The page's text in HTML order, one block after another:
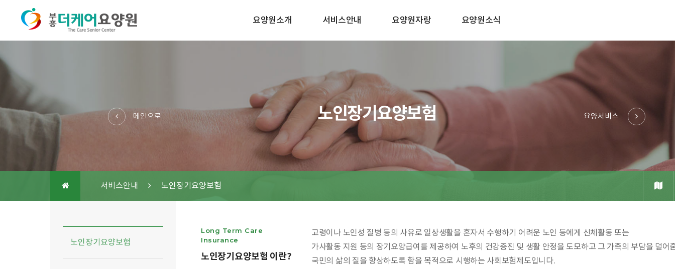
요양원소개 서비스안내 요양원자랑 요양원소식
노인장기요양보험
메인으로 요양서비스
서비스안내 노인장기요양보험
노인장기요양보험
Long Term Care
Insurance
노인장기요양보험 이란?
고령이나 노인성 질병 등의 사유로 일상생활을 혼자서 수행하기 어려운 노인 등에게 신체활동 또는
가사활동 지원 등의 장기요양급여를 제공하여 노후의 건강증진 및 생활 안정을 도모하고 그 가족의 부담을 덜어
국민의 삶의 질을 향상하도록 함을 목적으로 시행하는 사회보험제도입니다.